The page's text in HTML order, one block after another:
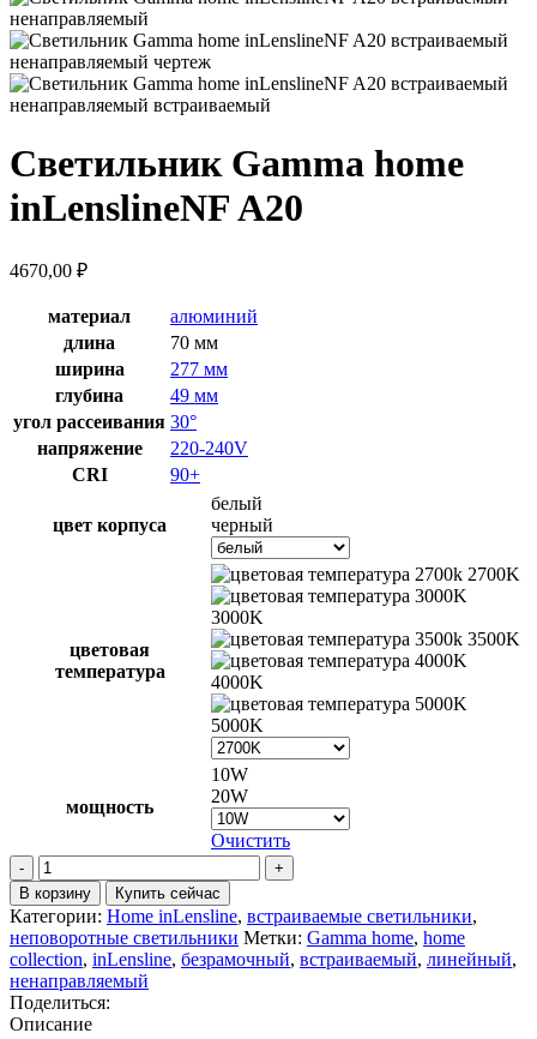
Светильник Gamma home
inLenslineNF A20
4670,00 ₽
материал
алюминий
длина
70 мм
ширина
277 мм
глубина
49 мм
угол рассеивания 30°
напряжение
220-240V
CRI
90+
цвет корпуса
белый
черный
цветовая
температура
2700K
3000K
3500K
4000K
5000K
мощность
10W
20W
Очистить
Количество
товара
Светильник
Gamma
home
inLenslineNF
A20
В корзину Купить сейчас
Категории: Home inLensline, встраиваемые светильники,
неповоротные светильники Метки: Gamma home, home
collection, inLensline, безрамочный, встраиваемый, линейный,
ненаправляемый
Поделиться:
Описание